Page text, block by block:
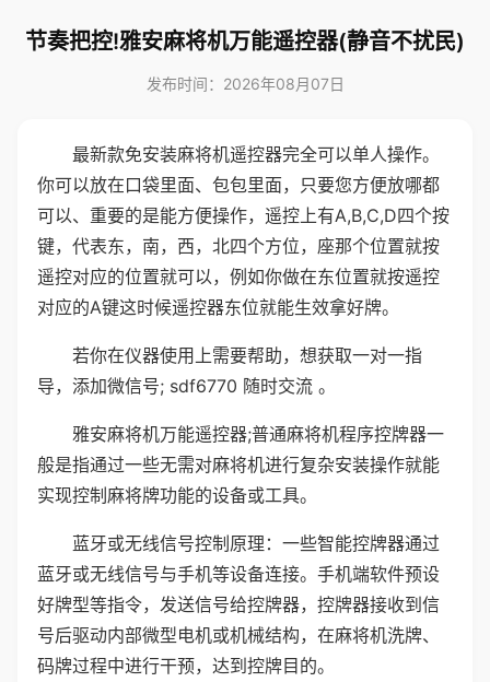
节奏把控!雅安麻将机万能遥控器(静音不扰民)
发布时间：2026年08月07日
最新款免安装麻将机遥控器完全可以单人操作。
你可以放在口袋里面、包包里面，只要您方便放哪都
可以、重要的是能方便操作，遥控上有A,B,C,D四个按
键，代表东，南，西，北四个方位，座那个位置就按
遥控对应的位置就可以，例如你做在东位置就按遥控
对应的A键这时候遥控器东位就能生效拿好牌。
若你在仪器使用上需要帮助，想获取一对一指
导，添加微信号; sdf6770 随时交流 。
雅安麻将机万能遥控器;普通麻将机程序控牌器一
般是指通过一些无需对麻将机进行复杂安装操作就能
实现控制麻将牌功能的设备或工具。
蓝牙或无线信号控制原理：一些智能控牌器通过
蓝牙或无线信号与手机等设备连接。手机端软件预设
好牌型等指令，发送信号给控牌器，控牌器接收到信
号后驱动内部微型电机或机械结构，在麻将机洗牌、
码牌过程中进行干预，达到控牌目的。